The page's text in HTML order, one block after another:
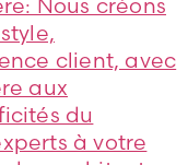
Nous créons
client, avec
aux
du
à votre